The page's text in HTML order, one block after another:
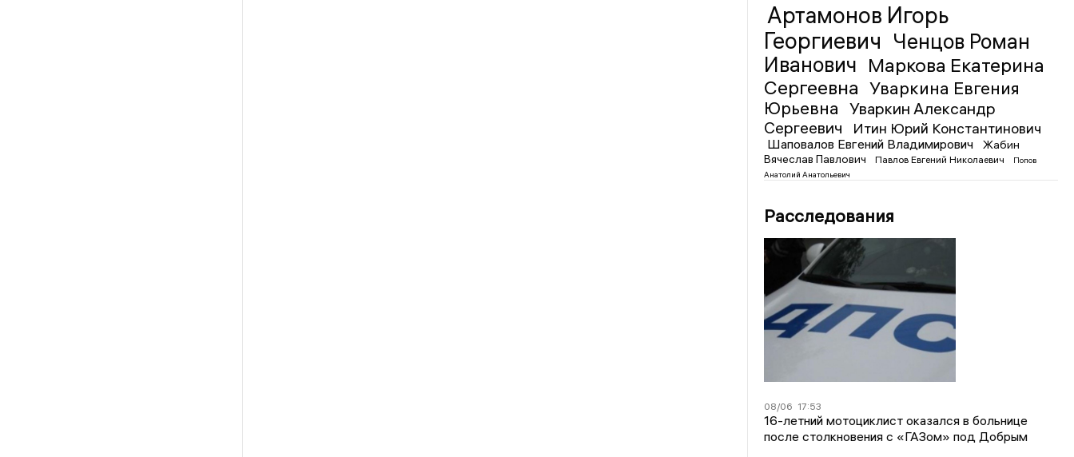
Артамонов Игорь
Георгиевич Ченцов Роман
Иванович Маркова Екатерина
Сергеевна Уваркина Евгения
Юрьевна
Уваркин Александр
Сергеевич
Итин Юрий Константинович
Шаповалов Евгений Владимирович
Жабин
Вячеслав Павлович
Павлов Евгений Николаевич
Попов
Анатолий Анатольевич
Расследования
08/06 17:53
16-летний мотоциклист оказался в больнице
после столкновения с «ГАЗом» под Добрым